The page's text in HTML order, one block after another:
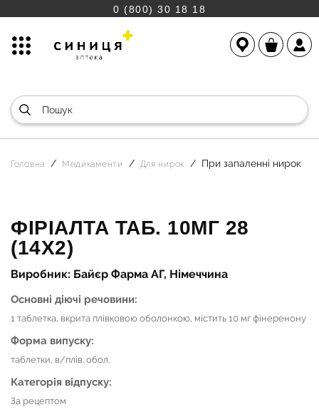
0 (800) 30 18 18
Головна Медикаменти Для нирок При запаленні нирок
ФІРІАЛТА ТАБ. 10МГ 28
(14Х2)
Виробник: Байєр Фарма АГ, Німеччина
Основні діючі речовини:
1 таблетка, вкрита плівковою оболонкою, містить 10 мг фінеренону
Форма випуску:
таблетки, в/плів. обол.
Категорія відпуску:
За рецептом